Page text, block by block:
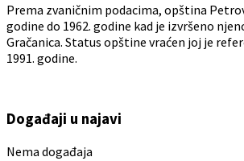
Prema zvaničnim podacima, opština
godine do 1962. godine kad je izvršeno
Gračanica. Status opštine vraćen joj je
1991. godine.
Događaji u najavi
Nema događaja